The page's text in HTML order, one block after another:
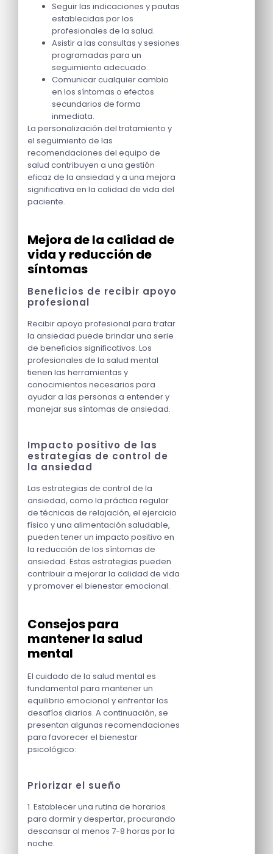
Seguir las indicaciones y pautas
establecidas por los
profesionales de la salud.
Asistir a las consultas y sesiones
programadas para un
seguimiento adecuado.
Comunicar cualquier cambio
en los síntomas o efectos
secundarios de forma
inmediata.
La personalización del tratamiento y
el seguimiento de las
recomendaciones del equipo de
salud contribuyen a una gestión
eficaz de la ansiedad y a una mejora
significativa en la calidad de vida del
paciente.
Mejora de la calidad de
vida y reducción de
síntomas
Beneficios de recibir apoyo
profesional
Recibir apoyo profesional para tratar
la ansiedad puede brindar una serie
de beneficios significativos. Los
profesionales de la salud mental
tienen las herramientas y
conocimientos necesarios para
ayudar a las personas a entender y
manejar sus síntomas de ansiedad.
Impacto positivo de las
estrategias de control de
la ansiedad
Las estrategias de control de la
ansiedad, como la práctica regular
de técnicas de relajación, el ejercicio
físico y una alimentación saludable,
pueden tener un impacto positivo en
la reducción de los síntomas de
ansiedad. Estas estrategias pueden
contribuir a mejorar la calidad de vida
y promover el bienestar emocional.
Consejos para
mantener la salud
mental
El cuidado de la salud mental es
fundamental para mantener un
equilibrio emocional y enfrentar los
desafíos diarios. A continuación, se
presentan algunas recomendaciones
para favorecer el bienestar
psicológico:
Priorizar el sueño
1. Establecer una rutina de horarios
para dormir y despertar, procurando
descansar al menos 7-8 horas por la
noche.